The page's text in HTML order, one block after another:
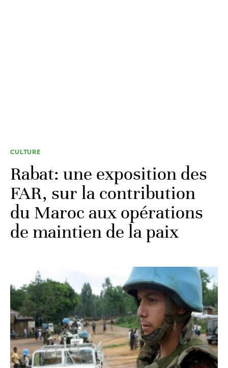
CULTURE
Rabat: une exposition des
FAR, sur la contribution
du Maroc aux opérations
de maintien de la paix